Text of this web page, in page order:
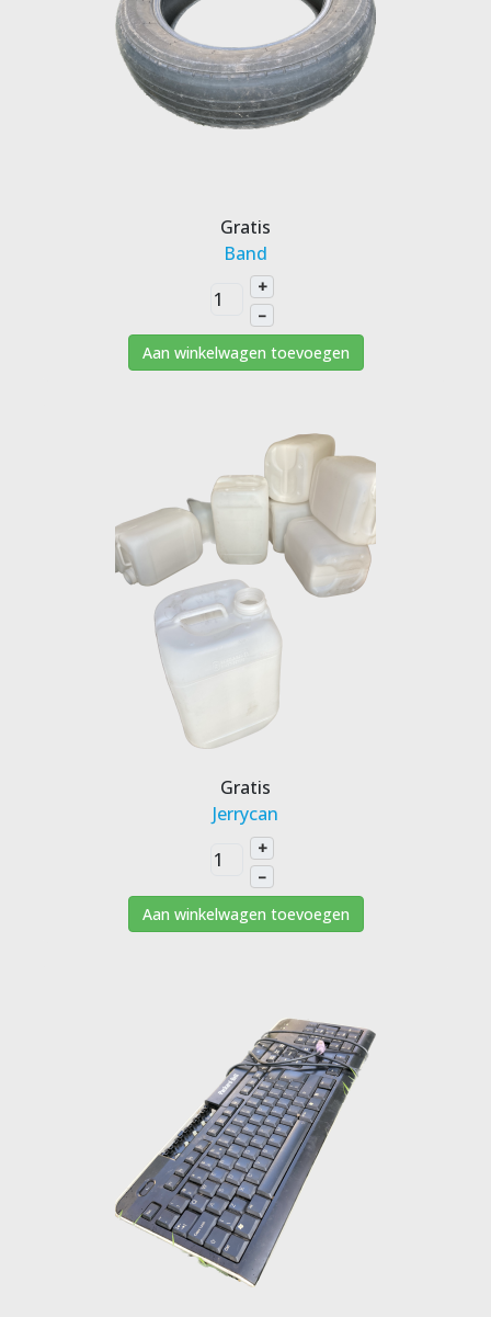
Gratis
Band
+
–
Aan winkelwagen toevoegen
Gratis
Jerrycan
+
–
Aan winkelwagen toevoegen